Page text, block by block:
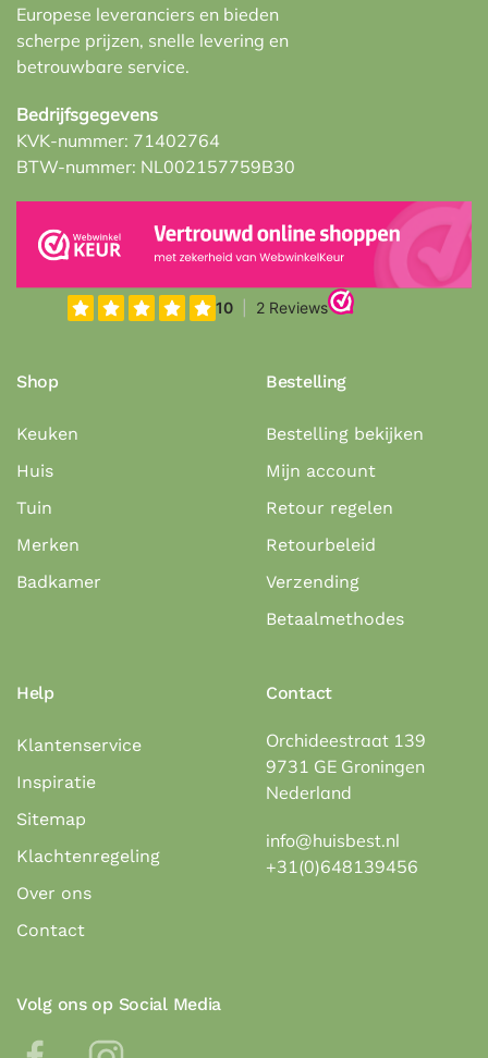
Europese leveranciers en bieden
scherpe prijzen, snelle levering en
betrouwbare service.
Bedrijfsgegevens
KVK-nummer: 71402764
BTW-nummer: NL002157759B30
Shop
Keuken
Huis
Tuin
Merken
Badkamer
Bestelling
Bestelling bekijken
Mijn account
Retour regelen
Retourbeleid
Verzending
Betaalmethodes
Help
Klantenservice
Inspiratie
Sitemap
Klachtenregeling
Over ons
Contact
Contact
Orchideestraat 139
9731 GE Groningen
Nederland
info@huisbest.nl
+31(0)648139456
Volg ons op Social Media